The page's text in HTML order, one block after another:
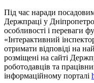
Під час наради
Держпраці у
особливості і переваги
«Інтерактивний
отримати відповіді на
розміщені на сайті
роботодавців та
інформаційному порталі